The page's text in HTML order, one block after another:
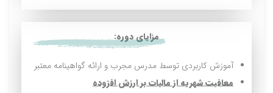
مزایای دوره:
آموزش کاربردی توسط مدرس مجرب و ارائه گواهینامه معتبر
معافیت شهریه از مالیات بر ارزش افزوده